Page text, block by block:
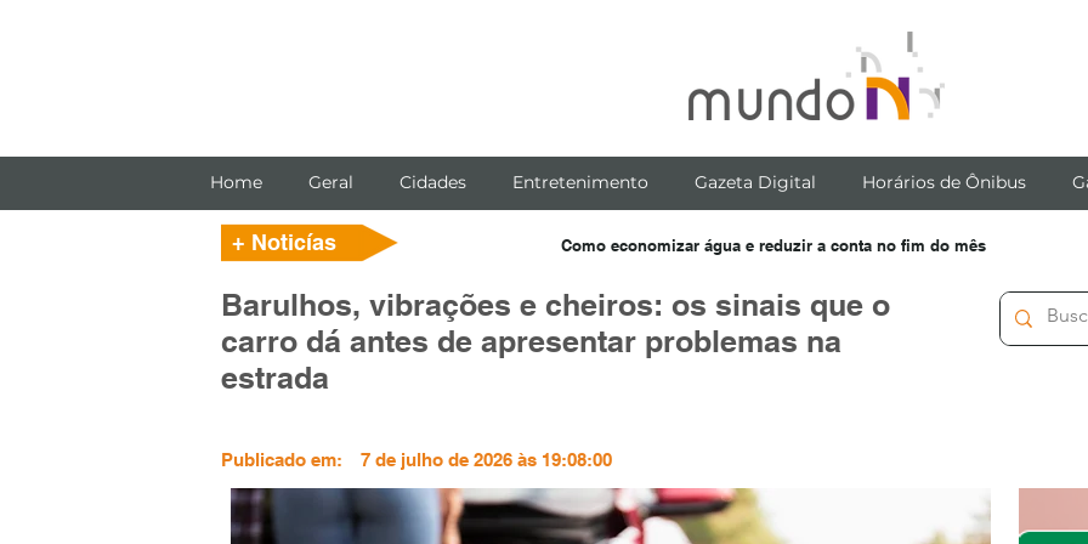
Home Geral Cidades Entretenimento Gazeta Digital Horários de Ônibus
Como economizar água e reduzir a conta no fim do mês
+ Noticías
Barulhos, vibrações e cheiros: os sinais que o
carro dá antes de apresentar problemas na
estrada
Publicado em: 7 de julho de 2026 às 19:08:00